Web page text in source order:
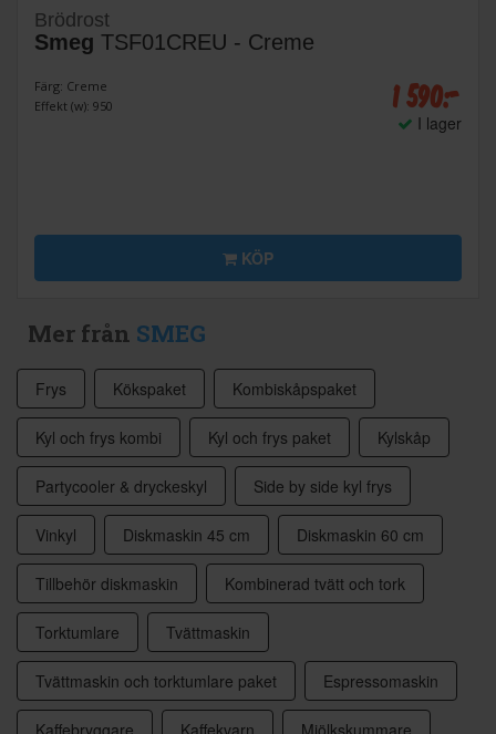
Brödrost
Smeg TSF01CREU - Creme
Färg: Creme
Effekt (w): 950
1 590:-
I lager
KÖP
Mer från SMEG
Frys Kökspaket Kombiskåpspaket
Kyl och frys kombi Kyl och frys paket Kylskåp
Partycooler & dryckeskyl Side by side kyl frys
Vinkyl Diskmaskin 45 cm Diskmaskin 60 cm
Tillbehör diskmaskin Kombinerad tvätt och tork
Torktumlare Tvättmaskin
Tvättmaskin och torktumlare paket Espressomaskin
Kaffebryggare Kaffekvarn Mjölkskummare